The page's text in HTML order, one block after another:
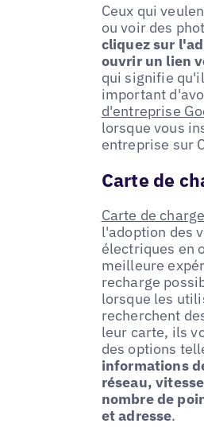
Ceux qui
ou voir des
cliquez sur
ouvrir un lien
qui signifie
important
d'entreprise
lorsque vous
entreprise sur
Carte de
Carte de charge
l'adoption des
électriques en
meilleure
recharge
lorsque les
recherchent
leur carte, ils
des options
informations
réseau,
nombre de
et adresse.